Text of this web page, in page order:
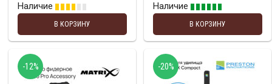
Наличие
В КОРЗИНУ
Наличие
В КОРЗИНУ
-12% -20%